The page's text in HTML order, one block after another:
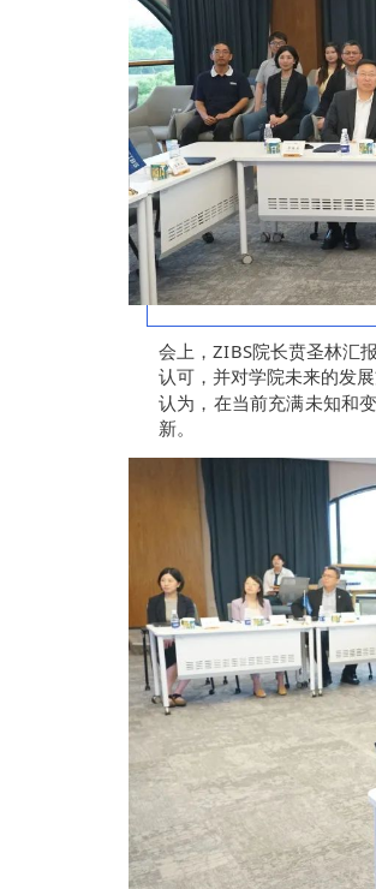
会上，ZIBS院长贲圣林汇
认可，并对学院未来的发
认为，在当前充满未知和
新。